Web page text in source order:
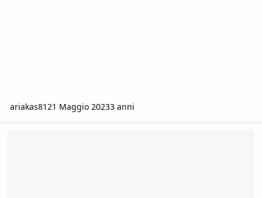
ariakas8121 Maggio 20233 anni